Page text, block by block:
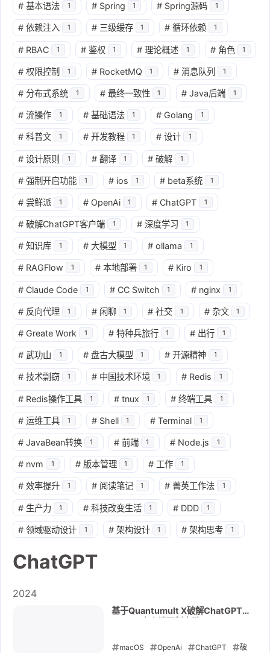
# 基本语法 1 # Spring 1 # Spring源码 1
# 依赖注入 1 # 三级缓存 1 # 循环依赖 1
# RBAC 1 # 鉴权 1 # 理论概述 1 # 角色 1
# 权限控制 1 # RocketMQ 1 # 消息队列 1
# 分布式系统 1 # 最终一致性 1 # Java后端 1
# 流操作 1 # 基础语法 1 # Golang 1
# 科普文 1 # 开发教程 1 # 设计 1
# 设计原则 1 # 翻译 1 # 破解 1
# 强制开启功能 1 # ios 1 # beta系统 1
# 尝鲜派 1 # OpenAi 1 # ChatGPT 1
# 破解ChatGPT客户端 1 # 深度学习 1
# 知识库 1 # 大模型 1 # ollama 1
# RAGFlow 1 # 本地部署 1 # Kiro 1
# Claude Code 1 # CC Switch 1 # nginx 1
# 反向代理 1 # 闲聊 1 # 社交 1 # 杂文 1
# Greate Work 1 # 特种兵旅行 1 # 出行 1
# 武功山 1 # 盘古大模型 1 # 开源精神 1
# 技术剽窃 1 # 中国技术环境 1 # Redis 1
# Redis操作工具 1 # tnux 1 # 终端工具 1
# 运维工具 1 # Shell 1 # Terminal 1
# JavaBean转换 1 # 前端 1 # Node.js 1
# nvm 1 # 版本管理 1 # 工作 1
# 效率提升 1 # 阅读笔记 1 # 菁英工作法 1
# 生产力 1 # 科技改变生活 1 # DDD 1
# 领域驱动设计 1 # 架构设计 1 # 架构思考 1
ChatGPT
2024
基于Quantumult X破解ChatGPT
macOS OpenAi ChatGPT 破